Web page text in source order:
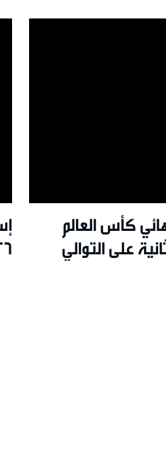
كأس العالم
على التوالي